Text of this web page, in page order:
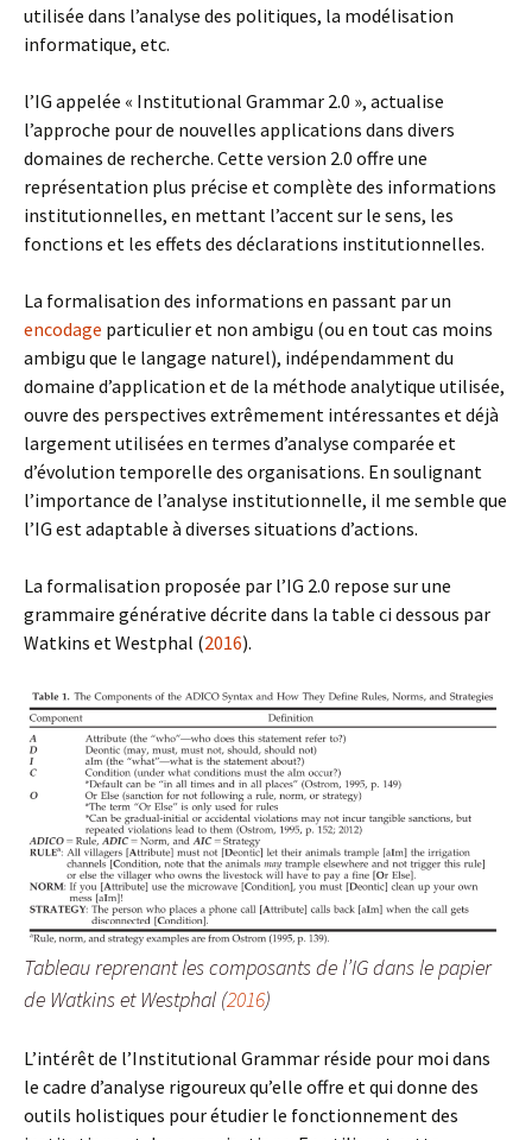
utilisée dans l’analyse des politiques, la modélisation
informatique, etc.
l’IG appelée « Institutional Grammar 2.0 », actualise
l’approche pour de nouvelles applications dans divers
domaines de recherche. Cette version 2.0 offre une
représentation plus précise et complète des informations
institutionnelles, en mettant l’accent sur le sens, les
fonctions et les effets des déclarations institutionnelles.
La formalisation des informations en passant par un
encodage particulier et non ambigu (ou en tout cas moins
ambigu que le langage naturel), indépendamment du
domaine d’application et de la méthode analytique utilisée,
ouvre des perspectives extrêmement intéressantes et déjà
largement utilisées en termes d’analyse comparée et
d’évolution temporelle des organisations. En soulignant
l’importance de l’analyse institutionnelle, il me semble que
l’IG est adaptable à diverses situations d’actions.
La formalisation proposée par l’IG 2.0 repose sur une
grammaire générative décrite dans la table ci dessous par
Watkins et Westphal (2016).
Tableau reprenant les composants de l’IG dans le papier
de Watkins et Westphal (2016)
L’intérêt de l’Institutional Grammar réside pour moi dans
le cadre d’analyse rigoureux qu’elle offre et qui donne des
outils holistiques pour étudier le fonctionnement des